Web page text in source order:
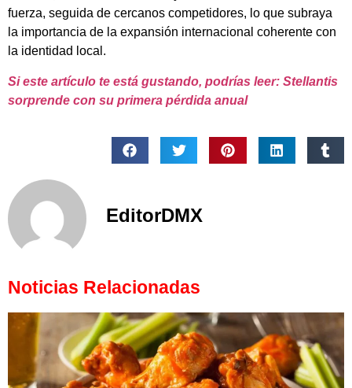
fuerza, seguida de cercanos competidores, lo que subraya
la importancia de la expansión internacional coherente con
la identidad local.
Si este artículo te está gustando, podrías leer: Stellantis
sorprende con su primera pérdida anual
EditorDMX
Noticias Relacionadas